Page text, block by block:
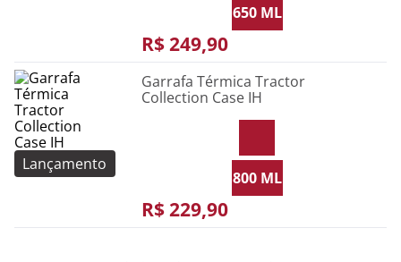
650 ML
R$249,90
Lançamento
Garrafa Térmica Tractor
Collection Case IH
800 ML
R$229,90